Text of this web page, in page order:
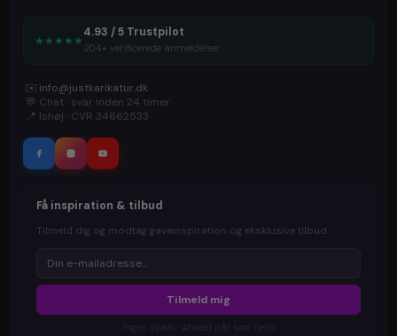
★ ★ ★ ★ ★
4.93 / 5 Trustpilot
204+ verificerede anmeldelser
✉️ info@justkarikatur.dk
💬 Chat · svar inden 24 timer
📍 Ishøj · CVR 34662533
Få inspiration & tilbud
Tilmeld dig og modtag gaveinspiration og eksklusive tilbud.
Tilmeld mig